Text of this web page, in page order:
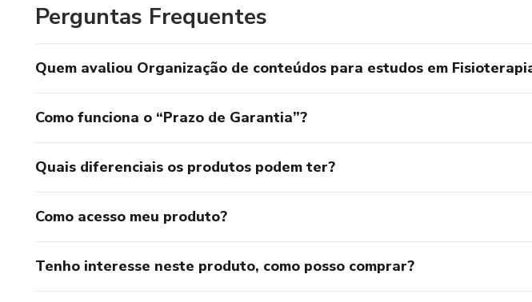
15. SUS e políticas públicas
Perguntas Frequentes
Quem avaliou Organização de conteúdos para estudos em
Como funciona o “Prazo de Garantia”?
Quais diferenciais os produtos podem ter?
Como acesso meu produto?
Tenho interesse neste produto, como posso comprar?